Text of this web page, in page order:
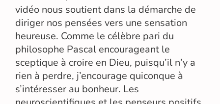
vidéo nous soutient dans la démarche de
diriger nos pensées vers une sensation
heureuse. Comme le célèbre pari du
philosophe Pascal encourageant le
sceptique à croire en Dieu, puisqu’il n’y a
rien à perdre, j’encourage quiconque à
s’intéresser au bonheur. Les